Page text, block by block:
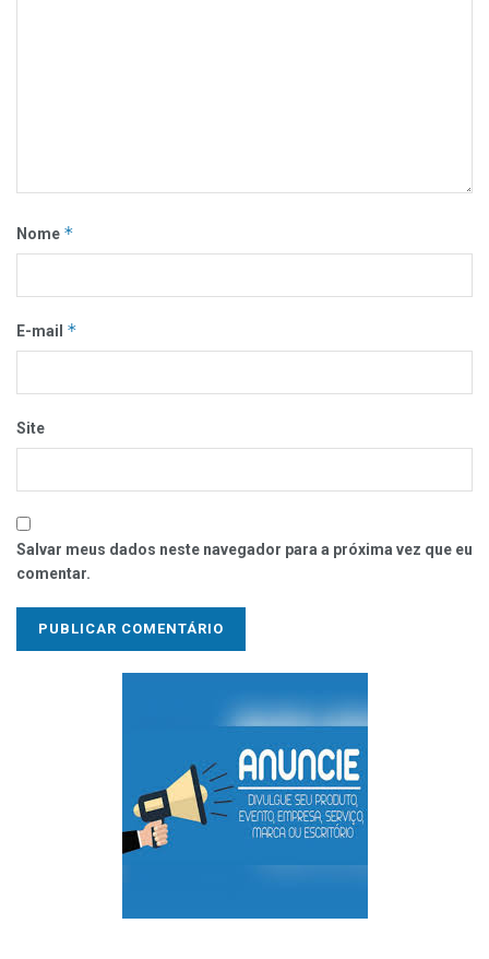
Nome *
E-mail *
Site
Salvar meus dados neste navegador para a próxima vez que eu
comentar.